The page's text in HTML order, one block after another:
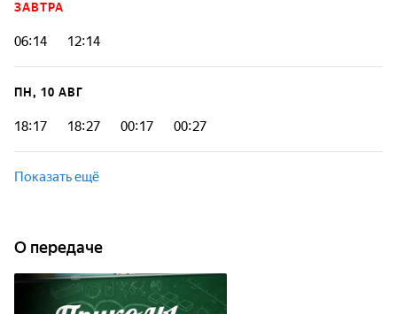
ЗАВТРА
06:14 12:14
ПН, 10 АВГ
18:17 18:27 00:17 00:27
Показать ещё
О передаче